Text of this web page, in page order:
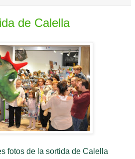
de Calella
fotos de la sortida de Calella